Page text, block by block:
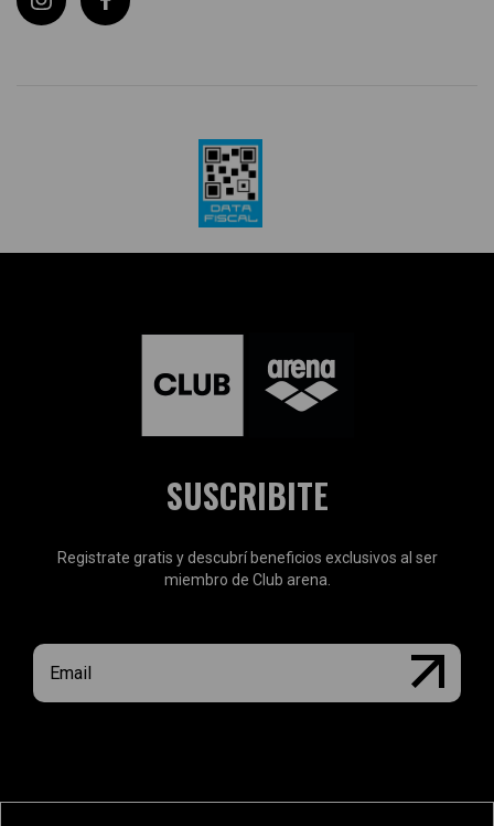
SUSCRIBITE
Registrate gratis y descubrí beneficios exclusivos al ser
miembro de Club arena.